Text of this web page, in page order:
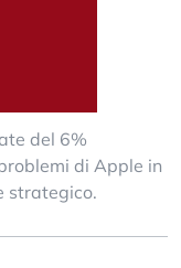
del 6%
di Apple in
strategico.